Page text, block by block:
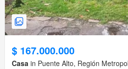
$ 167.000.000
Casa in Puente Alto, Región